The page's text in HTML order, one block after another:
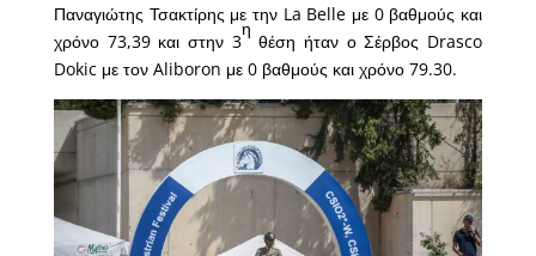
Παναγιώτης Τσακτίρης με την La Belle με 0 βαθμούς και
χρόνο 73,39 και στην 3
η
θέση ήταν ο Σέρβος Drasco
Dokic με τον Aliboron με 0 βαθμούς και χρόνο 79.30.